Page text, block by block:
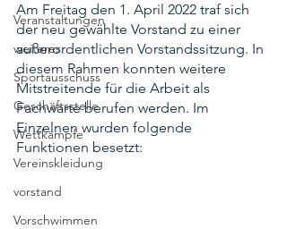
Veranstaltungen
weiteres
Sportausschuss
Geschäftsstelle
Wettkämpfe
Vereinskleidung
vorstand
Vorschwimmen
Am Freitag den 1. April 2022 traf sich
der neu gewählte Vorstand zu einer
außerordentlichen Vorstandssitzung. In
diesem Rahmen konnten weitere
Mitstreitende für die Arbeit als
Fachwarte berufen werden. Im
Einzelnen wurden folgende
Funktionen besetzt: